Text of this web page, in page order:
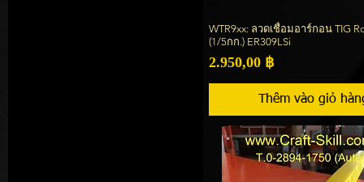
Xem nhanh
WTR9xx: ลวดเชื่อมอาร์กอน TIG
(1/5กก.) ER309LSi
Giá
2.950,00 ฿
Thêm vào giỏ